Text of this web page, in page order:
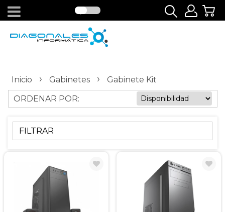
Inicio › Gabinetes ›
Gabinete Kit
ORDENAR POR:
FILTRAR